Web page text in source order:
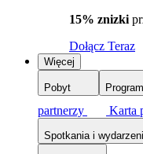
15% znizki
Dołącz Teraz
Więcej
Pobyt
partnerzy
Karta
Spotkania i